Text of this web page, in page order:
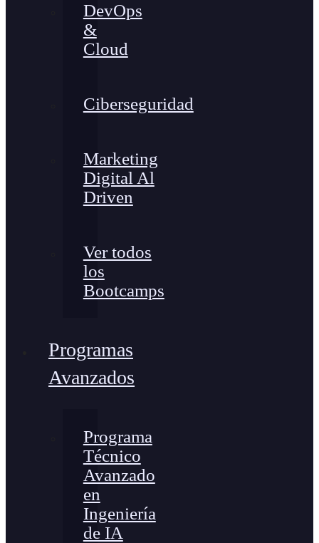
DevOps
&
Cloud
Ciberseguridad
Marketing
Digital Al
Driven
Ver todos
los
Bootcamps
Programas
Avanzados
Programa
Técnico
Avanzado
en
Ingeniería
de IA